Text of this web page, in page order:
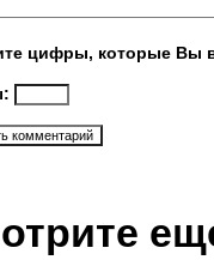
цифры, которые Вы